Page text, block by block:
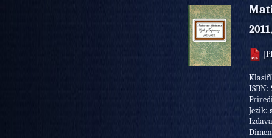
2011
ISBN:
Jezik: